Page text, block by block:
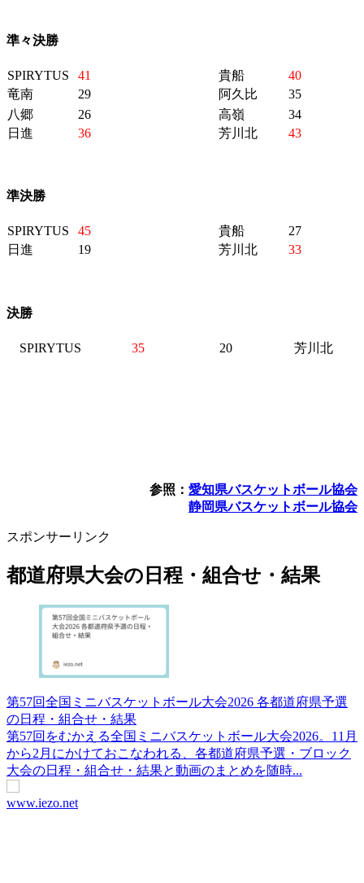
準々決勝
SPIRYTUS 41 貴船
40
竜南
29 阿久比
35
八郷
26 高嶺
34
日進
36 芳川北 43
準決勝
SPIRYTUS 45 貴船
27
日進
19 芳川北 33
決勝
SPIRYTUS 35 20 芳川北
参照： 愛知県バスケットボール協会
静岡県バスケットボール協会
スポンサーリンク
都道府県大会の日程・組合せ・結果
第57回全国ミニバスケットボール大会2026 各都道府県予選
の日程・組合せ・結果
第57回をむかえる全国ミニバスケットボール大会2026。11月
から2月にかけておこなわれる、各都道府県予選・ブロック
大会の日程・組合せ・結果と動画のまとめを随時...
www.iezo.net